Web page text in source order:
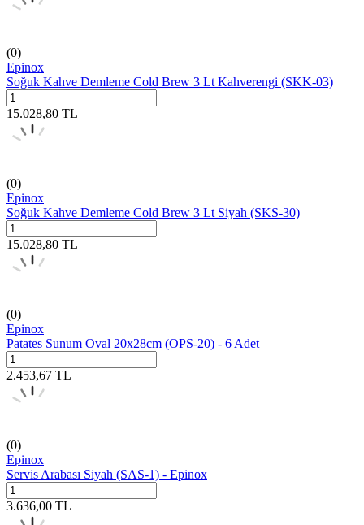
(0)
Epinox
Soğuk Kahve Demleme Cold Brew 3 Lt Kahverengi (SKK-03)
15.028,80 TL
(0)
Epinox
Soğuk Kahve Demleme Cold Brew 3 Lt Siyah (SKS-30)
15.028,80 TL
(0)
Epinox
Patates Sunum Oval 20x28cm (OPS-20) - 6 Adet
2.453,67 TL
(0)
Epinox
Servis Arabası Siyah (SAS-1) - Epinox
3.636,00 TL